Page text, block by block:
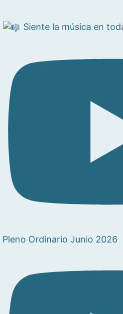
Siente la música en
Pleno Ordinario Junio 2026